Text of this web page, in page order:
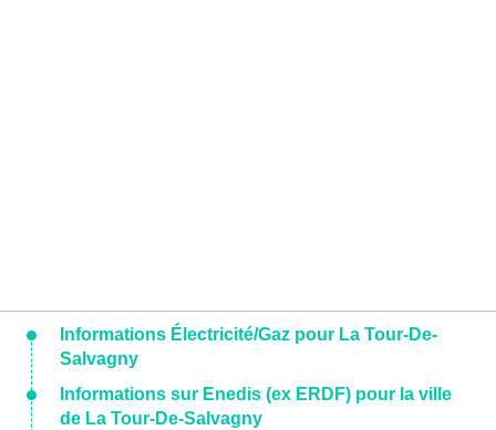
Informations Électricité/Gaz pour La Tour-De-
Salvagny
Informations sur Enedis (ex ERDF) pour la ville
de La Tour-De-Salvagny